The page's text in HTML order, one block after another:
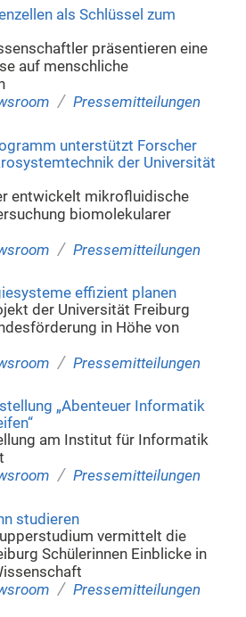
als Schlüssel zum
präsentieren eine
auf menschliche
/ Pressemitteilungen
unterstützt Forscher
der Universität
entwickelt mikrofluidische
biomolekularer
/ Pressemitteilungen
effizient planen
der Universität Freiburg
in Höhe von
/ Pressemitteilungen
„Abenteuer Informatik
am Institut für Informatik
/ Pressemitteilungen
studieren
vermittelt die
Schülerinnen Einblicke in
/ Pressemitteilungen